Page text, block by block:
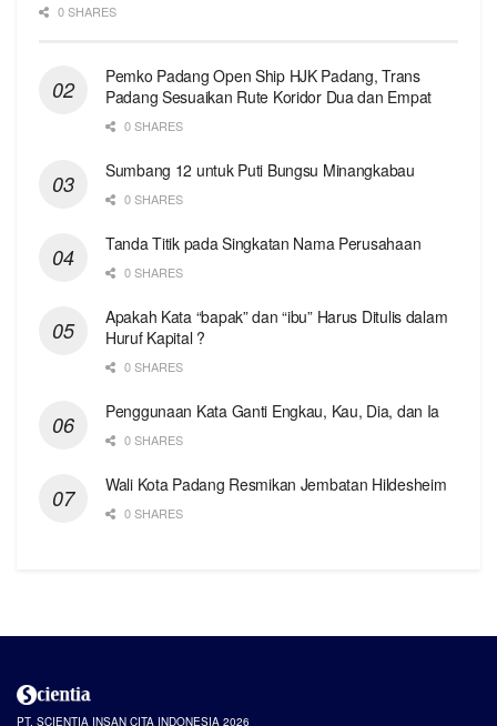
0 SHARES
Pemko Padang Open Ship HJK Padang, Trans
Padang Sesuaikan Rute Koridor Dua dan Empat
0 SHARES
Sumbang 12 untuk Puti Bungsu Minangkabau
0 SHARES
Tanda Titik pada Singkatan Nama Perusahaan
0 SHARES
Apakah Kata “bapak” dan “ibu” Harus Ditulis dalam
Huruf Kapital ?
0 SHARES
Penggunaan Kata Ganti Engkau, Kau, Dia, dan Ia
0 SHARES
Wali Kota Padang Resmikan Jembatan Hildesheim
0 SHARES
PT. SCIENTIA INSAN CITA INDONESIA 2026